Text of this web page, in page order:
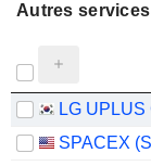
Autres
LG UPLUS